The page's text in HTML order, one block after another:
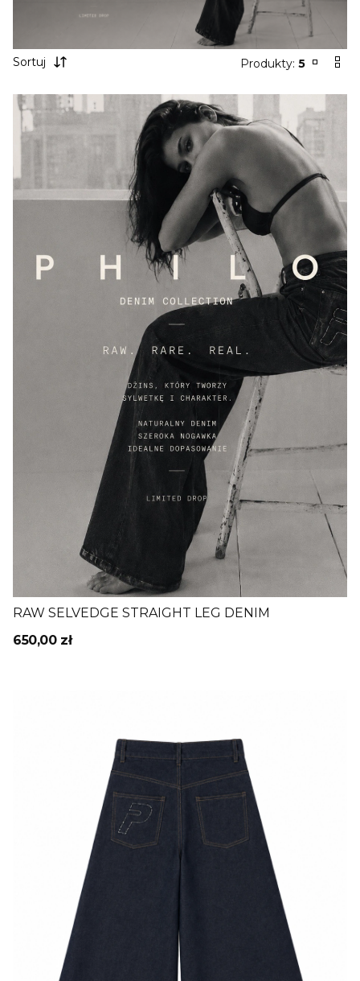
Sortuj Produkty: 5
RAW SELVEDGE STRAIGHT LEG DENIM
650,00 zł